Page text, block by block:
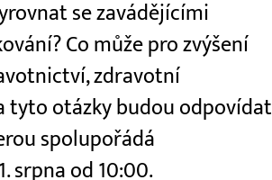
se zavádějícími
Co může pro zvýšení
zdravotní
tyto otázky budou odpovídat
spolupořádá
srpna od 10:00.